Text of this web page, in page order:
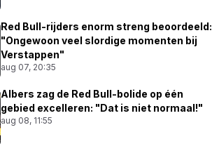
Red Bull-rijders enorm streng beoordeeld:
"Ongewoon veel slordige momenten bij
Verstappen"
aug 07, 20:35
Albers zag de Red Bull-bolide op één
gebied excelleren: "Dat is niet normaal!"
aug 08, 11:55